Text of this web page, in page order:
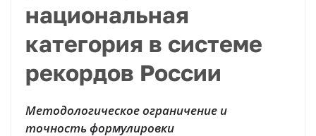
национальная
категория в системе
рекордов России
Методологическое ограничение и
точность формулировки